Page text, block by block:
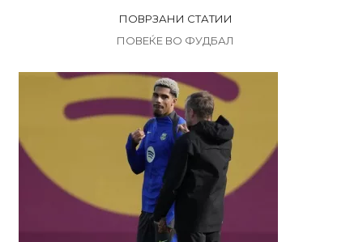
ПОВРЗАНИ СТАТИИ
ПОВЕЌЕ ВО ФУДБАЛ